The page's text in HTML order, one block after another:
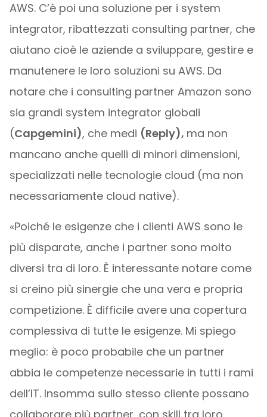
AWS. C’è poi una soluzione per i system
integrator, ribattezzati consulting partner, che
aiutano cioè le aziende a sviluppare, gestire e
manutenere le loro soluzioni su AWS. Da
notare che i consulting partner Amazon sono
sia grandi system integrator globali
(Capgemini), che medi (Reply), ma non
mancano anche quelli di minori dimensioni,
specializzati nelle tecnologie cloud (ma non
necessariamente cloud native).
«Poiché le esigenze che i clienti AWS sono le
più disparate, anche i partner sono molto
diversi tra di loro. È interessante notare come
si creino più sinergie che una vera e propria
competizione. È difficile avere una copertura
complessiva di tutte le esigenze. Mi spiego
meglio: è poco probabile che un partner
abbia le competenze necessarie in tutti i rami
dell’IT. Insomma sullo stesso cliente possano